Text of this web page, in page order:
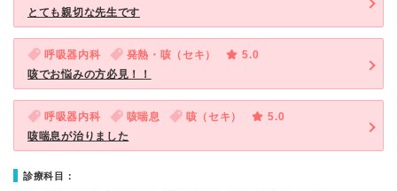
とても親切な先生です
呼吸器内科 発熱・咳（セキ）
5.0
咳でお悩みの方必見！！
呼吸器内科 咳喘息 咳（セキ）
5.0
咳喘息が治りました
診療科目：